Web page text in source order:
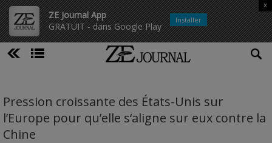
ZE Journal App
GRATUIT - dans Google Play
x
Installer
Pression croissante des États-Unis sur
l’Europe pour qu’elle s‘aligne sur eux contre la
Chine